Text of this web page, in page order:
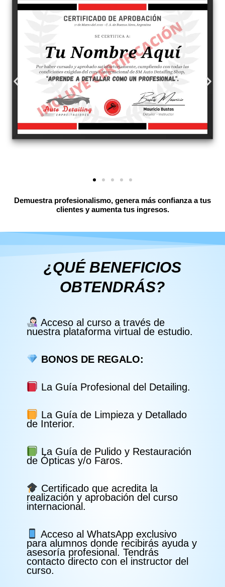
Demuestra profesionalismo, genera más confianza a tus
clientes y aumenta tus ingresos.
¿QUÉ BENEFICIOS
OBTENDRÁS?
Acceso al curso a través de
nuestra plataforma virtual de estudio.
BONOS DE REGALO:
La Guía Profesional del Detailing.
La Guía de Limpieza y Detallado
de Interior.
La Guía de Pulido y Restauración
de Ópticas y/o Faros.
Certificado que acredita la
realización y aprobación del curso
internacional.
Acceso al WhatsApp exclusivo
para alumnos donde recibirás ayuda y
asesoría profesional. Tendrás
contacto directo con el instructor del
curso.